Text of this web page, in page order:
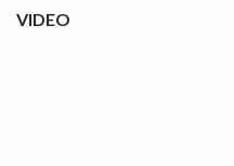
VIDEO